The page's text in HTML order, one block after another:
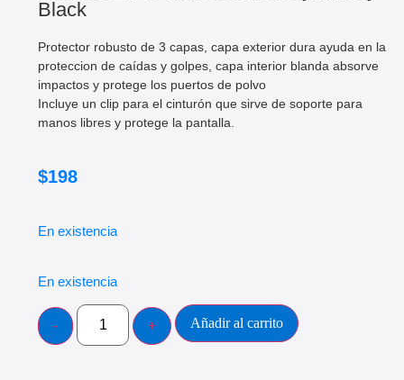
Black
Protector robusto de 3 capas, capa exterior dura ayuda en la
proteccion de caídas y golpes, capa interior blanda absorve
impactos y protege los puertos de polvo
Incluye un clip para el cinturón que sirve de soporte para
manos libres y protege la pantalla.
$198
En existencia
En existencia
Añadir al carrito